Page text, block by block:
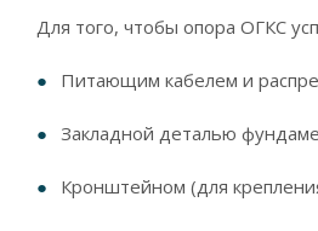
Для того, чтобы опора ОГКС
Питающим кабелем и
Закладной деталью
Кронштейном (для